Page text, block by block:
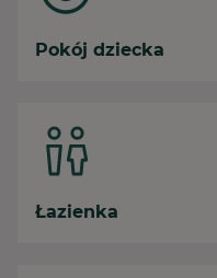
Pokój dziecka
Łazienka